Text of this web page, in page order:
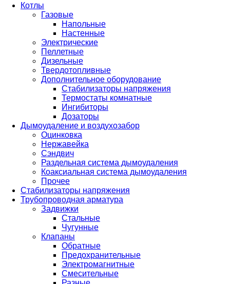
Котлы
Газовые
Напольные
Настенные
Электрические
Пеллетные
Дизельные
Твердотопливные
Дополнительное оборудование
Стабилизаторы напряжения
Термостаты комнатные
Ингибиторы
Дозаторы
Дымоудаление и воздухозабор
Оцинковка
Нержавейка
Сэндвич
Раздельная система дымоудаления
Коаксиальная система дымоудаления
Прочее
Стабилизаторы напряжения
Трубопроводная арматура
Задвижки
Стальные
Чугунные
Клапаны
Обратные
Предохранительные
Электромагнитные
Смесительные